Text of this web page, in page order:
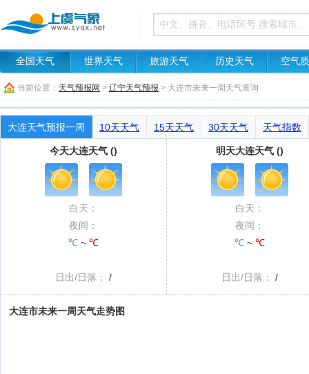
全国天气 世界天气 旅游天气 历史天气 空气
当前位置： 天气预报网 > 辽宁天气预报 > 大连市未来一周天气查询
大连天气预报一周 10天天气 15天天气 30天天气 天气指数
今天大连天气 ()
白天：
夜间：
℃ ~ ℃
日出/日落： /
明天大连天气 ()
白天：
夜间：
℃ ~ ℃
日出/日落： /
大连市未来一周天气走势图